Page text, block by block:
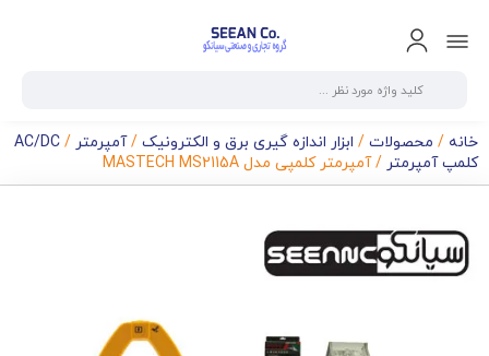
خانه / محصولات / ابزار اندازه گیری برق و الکترونیک /آمپرمتر /
AC/DC
کلمپ آمپرمتر / آمپرمتر کلمپی مدل MASTECH MS2115A